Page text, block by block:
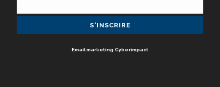
Email marketing Cyberimpact